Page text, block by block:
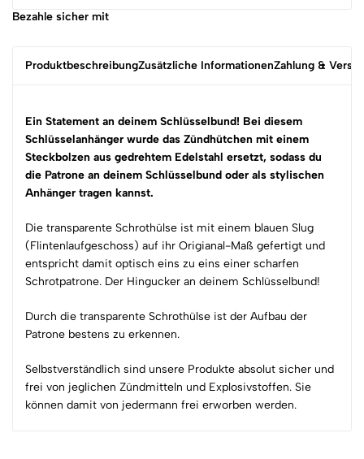
Bezahle sicher mit
ProduktbeschreibungZusätzliche InformationenZahlung &
Ein Statement an deinem Schlüsselbund! Bei diesem
Schlüsselanhänger wurde das Zündhütchen mit einem
Steckbolzen aus gedrehtem Edelstahl ersetzt, sodass du
die Patrone an deinem Schlüsselbund oder als stylischen
Anhänger tragen kannst.
Die transparente Schrothülse ist mit einem blauen Slug
(Flintenlaufgeschoss) auf ihr Origianal-Maß gefertigt und
entspricht damit optisch eins zu eins einer scharfen
Schrotpatrone. Der Hingucker an deinem Schlüsselbund!
Durch die transparente Schrothülse ist der Aufbau der
Patrone bestens zu erkennen.
Selbstverständlich sind unsere Produkte absolut sicher und
frei von jeglichen Zündmitteln und Explosivstoffen. Sie
können damit von jedermann frei erworben werden.